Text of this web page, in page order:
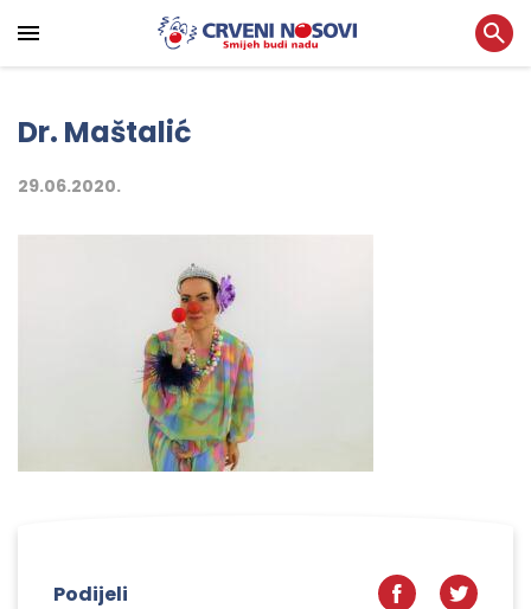
Dr. Maštalić
29.06.2020.
Podijeli